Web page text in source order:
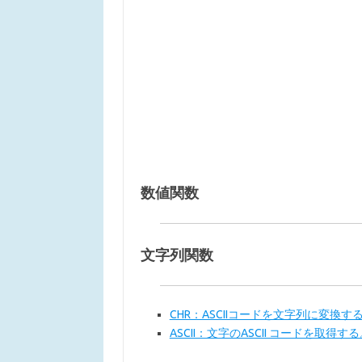
数値関数
文字列関数
CHR：ASCIIコードを文字列に変換する
ASCII：文字のASCII コードを取得する